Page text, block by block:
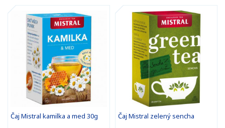
Čaj Mistral kamilka a med 30g Čaj Mistral zelený sencha